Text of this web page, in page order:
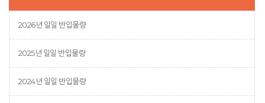
2026년 일일 반입물량
2025년 일일 반입물량
2024년 일일 반입물량